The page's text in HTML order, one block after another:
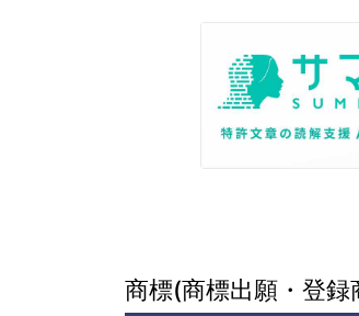
商標(商標出願・登録